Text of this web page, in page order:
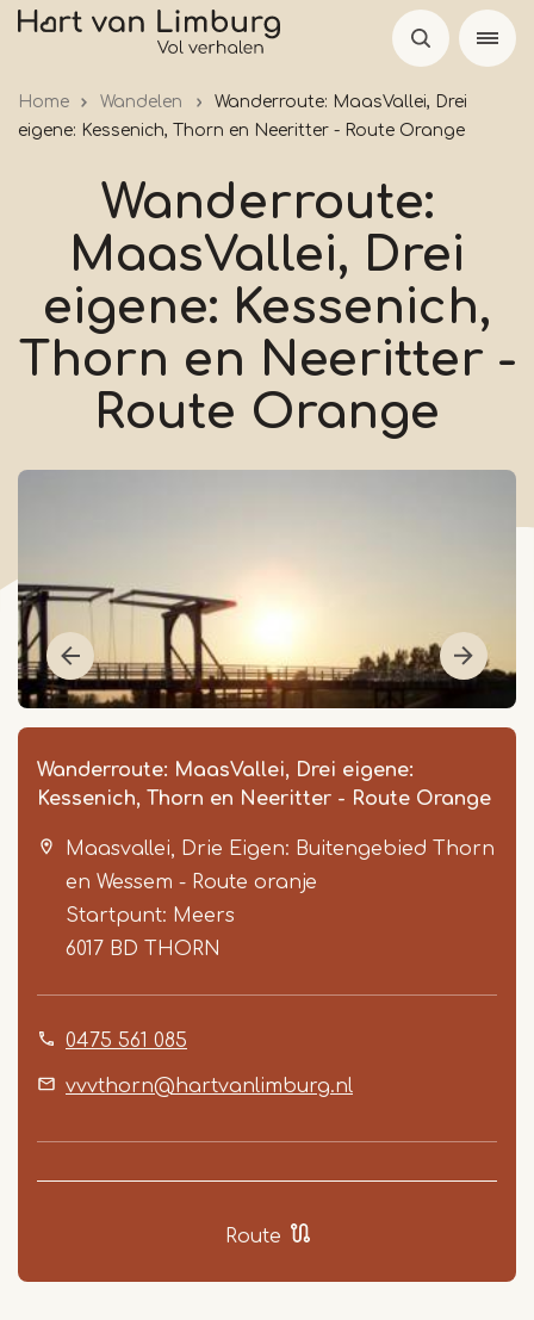
Skip
Home Wandelen
Wanderroute: MaasVallei, Drei
eigene: Kessenich, Thorn en Neeritter - Route Orange
Wanderroute:
MaasVallei, Drei
eigene: Kessenich,
Thorn en Neeritter -
Route Orange
Wanderroute: MaasVallei, Drei eigene:
Kessenich, Thorn en Neeritter - Route Orange
Maasvallei, Drie Eigen: Buitengebied Thorn
en Wessem - Route oranje
Startpunt: Meers
6017 BD
THORN
0475 561 085
vvvthorn@hartvanlimburg.nl
Route